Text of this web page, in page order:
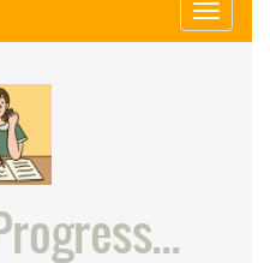
Toggle